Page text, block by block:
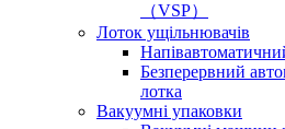
（VSP）
Лоток ущільнювачів
Безперервний
лотка
Вакуумні упаковки